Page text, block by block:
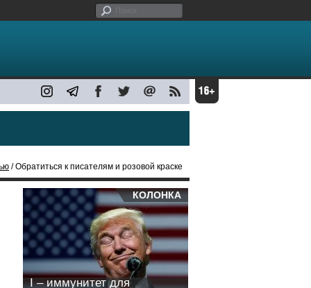
/ Обратиться к писателям и розовой краске
КОЛОНКА
I – иммунитет для